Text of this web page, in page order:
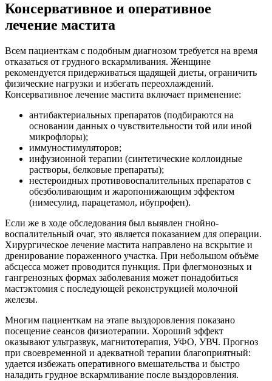
Консервативное и оперативное
лечение мастита
Всем пациенткам с подобным диагнозом требуется на время
отказаться от грудного вскармливания. Женщине
рекомендуется придерживаться щадящей диеты, ограничить
физические нагрузки и избегать переохлаждений.
Консервативное лечение мастита включает применение:
антибактериальных препаратов (подбираются на
основании данных о чувствительности той или иной
микрофлоры);
иммуностимуляторов;
инфузионной терапии (синтетические коллоидные
растворы, белковые препараты);
нестероидных противовоспалительных препаратов с
обезболивающим и жаропонижающим эффектом
(нимесулид, парацетамол, ибупрофен).
Если же в ходе обследования был выявлен гнойно-
воспалительный очаг, это является показанием для операции.
Хирургическое лечение мастита направлено на вскрытие и
дренирование пораженного участка. При небольшом объёме
абсцесса может проводится пункция. При флегмонозных и
гангренозных формах заболевания может понадобиться
мастэктомия с последующей реконструкцией молочной
железы.
Многим пациенткам на этапе выздоровления показано
посещение сеансов физиотерапии. Хороший эффект
оказывают ультразвук, магнитотерапия, УФО, УВЧ. Прогноз
при своевременной и адекватной терапии благоприятный:
удается избежать оперативного вмешательства и быстро
наладить грудное вскармливание после выздоровления.